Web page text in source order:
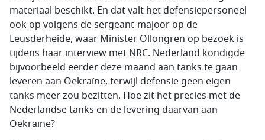
materiaal beschikt. En dat valt het defensiepersoneel
ook op volgens de sergeant-majoor op de
Leusderheide, waar Minister Ollongren op bezoek is
tijdens haar interview met NRC. Nederland kondigde
bijvoorbeeld eerder deze maand aan tanks te gaan
leveren aan Oekraïne, terwijl defensie geen eigen
tanks meer zou bezitten. Hoe zit het precies met de
Nederlandse tanks en de levering daarvan aan
Oekraïne?